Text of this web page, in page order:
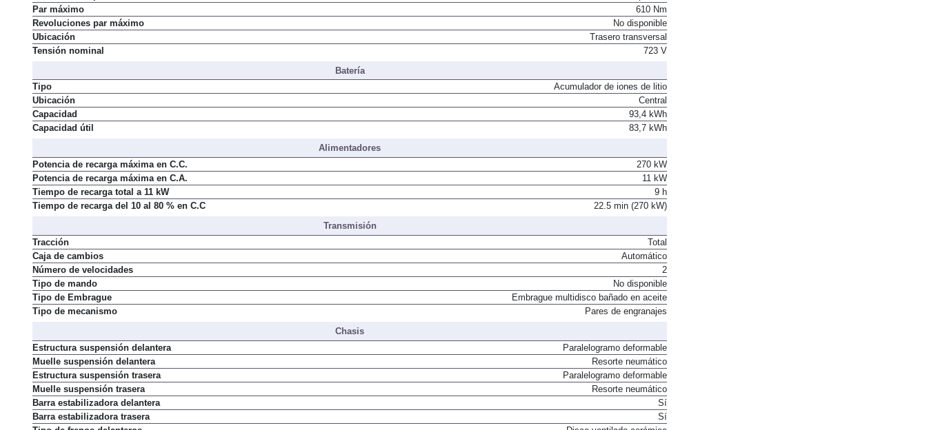
Revoluciones potencia máxima
No disponible
Par máximo
610 Nm
Revoluciones par máximo
No disponible
Ubicación
Trasero transversal
Batería
Tipo
Acumulador de iones de litio
Ubicación
Central
Capacidad
93,4 kWh
Alimentadores
Potencia de recarga máxima en C.C.
270 kW
Potencia de recarga máxima en C.A.
11 kW
Tiempo de recarga total a 11 kW
9 h
Transmisión
Tracción
Total
Caja de cambios
Automático
Número de velocidades
2
Tipo de mando
No disponible
Tipo de Embrague
Embrague multidisco bañado en aceite
Chasis
Estructura suspensión delantera
Paralelogramo deformable
Muelle suspensión delantera
Resorte neumático
Estructura suspensión trasera
Paralelogramo deformable
Muelle suspensión trasera
Resorte neumático
Barra estabilizadora delantera
Sí
Barra estabilizadora trasera
Sí